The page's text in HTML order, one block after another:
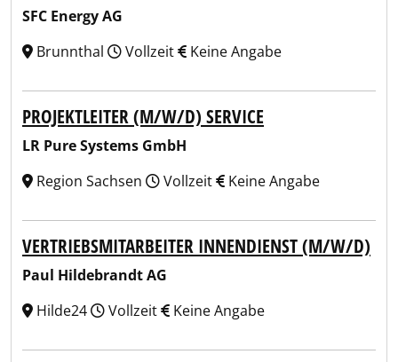
SFC Energy AG
Brunnthal
Vollzeit Keine Angabe
PROJEKTLEITER (M/W/D) SERVICE
LR Pure Systems GmbH
Region Sachsen
Vollzeit Keine Angabe
VERTRIEBSMITARBEITER INNENDIENST (M/W/D)
Paul Hildebrandt AG
Hilde24
Vollzeit Keine Angabe